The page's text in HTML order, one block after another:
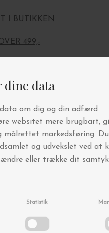
I BUTIKKEN
499,-